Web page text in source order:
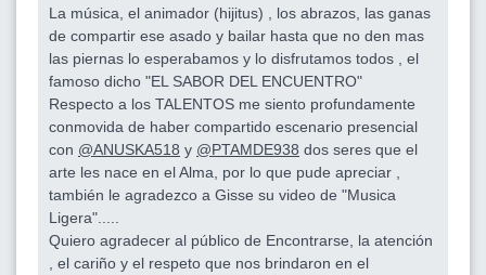
La música, el animador (hijitus) , los abrazos, las ganas
de compartir ese asado y bailar hasta que no den mas
las piernas lo esperabamos y lo disfrutamos todos , el
famoso dicho "EL SABOR DEL ENCUENTRO"
Respecto a los TALENTOS me siento profundamente
conmovida de haber compartido escenario presencial
con @ANUSKA518 y @PTAMDE938 dos seres que el
arte les nace en el Alma, por lo que pude apreciar ,
también le agradezco a Gisse su video de "Musica
Ligera".....
Quiero agradecer al público de Encontrarse, la atención
, el cariño y el respeto que nos brindaron en el